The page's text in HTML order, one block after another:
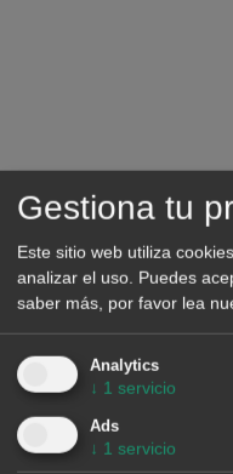
previsiones de precios
Forecasting indican que
septiembre los precios
eléctricos europeos,
demanda en algunos
Gestiona tu
Este sitio web utiliza
analizar el uso. Puedes
saber más, por favor lea
Analytics
↓ 1 servicio
Ads
↓ 1 servicio